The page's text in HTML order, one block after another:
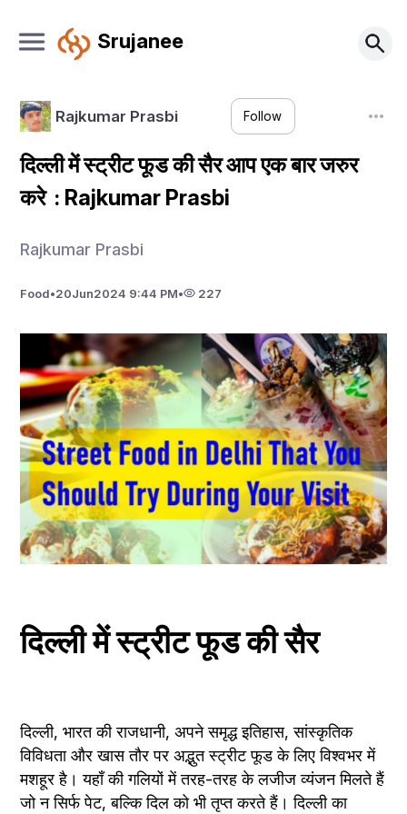
Srujanee
Rajkumar Prasbi Follow
दिल्ली में स्ट्रीट फूड की सैर आप एक बार जरुर
करे : Rajkumar Prasbi
Rajkumar Prasbi
Food•20Jun2024 9:44 PM• 227
दिल्ली में स्ट्रीट फूड की सैर
दिल्ली, भारत की राजधानी, अपने समृद्ध इतिहास, सांस्कृतिक
विविधता और खास तौर पर अद्भुत स्ट्रीट फूड के लिए विश्वभर में
मशहूर है। यहाँ की गलियों में तरह-तरह के लजीज व्यंजन मिलते हैं
जो न सिर्फ पेट, बल्कि दिल को भी तृप्त करते हैं। दिल्ली का